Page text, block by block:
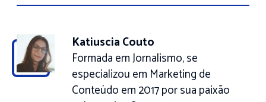
Katiuscia Couto
Formada em Jornalismo, se
especializou em Marketing de
Conteúdo em 2017 por sua paixão